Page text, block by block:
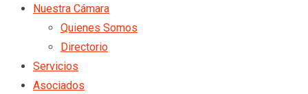
Nuestra Cámara
Quienes Somos
Directorio
Servicios
Asociados